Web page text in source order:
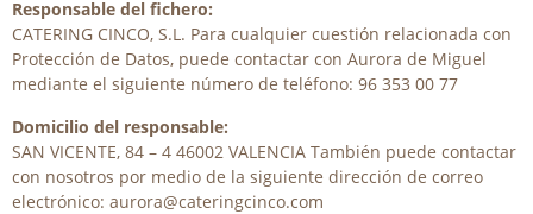
Responsable del fichero:
CATERING CINCO, S.L. Para cualquier cuestión relacionada con
Protección de Datos, puede contactar con Aurora de Miguel
mediante el siguiente número de teléfono: 96 353 00 77
Domicilio del responsable:
SAN VICENTE, 84 – 4 46002 VALENCIA También puede contactar
con nosotros por medio de la siguiente dirección de correo
electrónico: aurora@cateringcinco.com